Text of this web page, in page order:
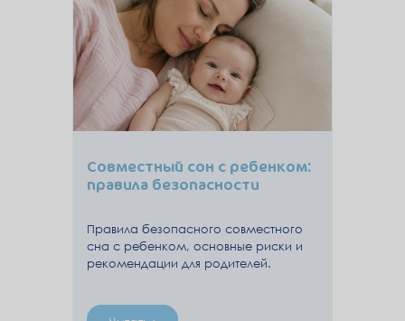
Совместный сон с ребенком:
правила безопасности
Правила безопасного совместного
сна с ребенком, основные риски и
рекомендации для родителей.